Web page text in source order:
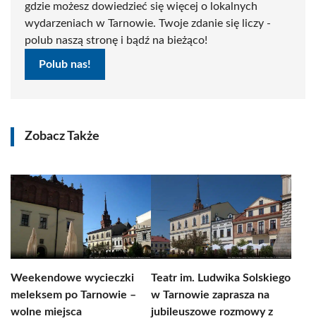
gdzie możesz dowiedzieć się więcej o lokalnych
wydarzeniach w Tarnowie. Twoje zdanie się liczy -
polub naszą stronę i bądź na bieżąco!
Polub nas!
Zobacz Także
Weekendowe wycieczki
meleksem po Tarnowie –
wolne miejsca
Teatr im. Ludwika Solskiego
w Tarnowie zaprasza na
jubileuszowe rozmowy z